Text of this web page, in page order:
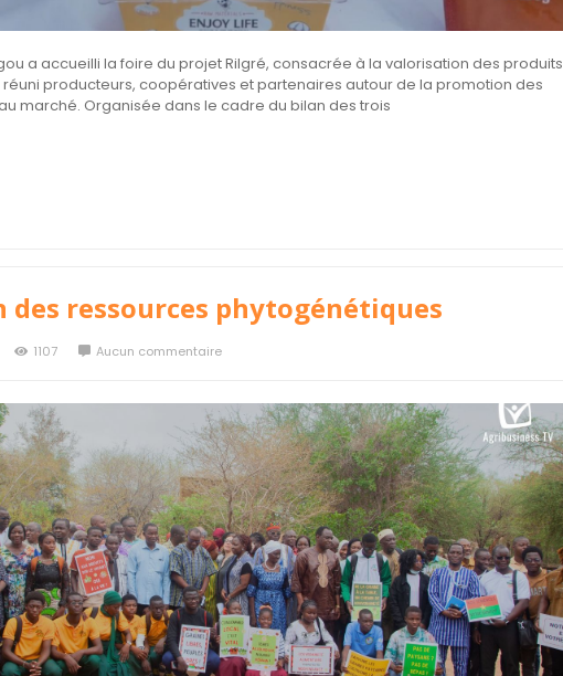
a accueilli la foire du projet Rilgré, consacrée à la valorisation des produits
producteurs, coopératives et partenaires autour de la promotion des
marché. Organisée dans le cadre du bilan des trois
des ressources phytogénétiques
1107 Aucun commentaire